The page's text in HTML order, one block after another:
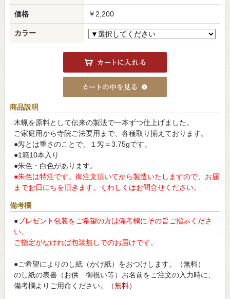
価格 ￥2,200
カラー
商品説明
木蝋を原料として伝来の製法で一本ずつ仕上げました。
ご家庭用から寺院ご法要用まで、各種取り揃えております。
●匁とは重さのことで、１匁＝3.75gです。
●1箱10本入り
●朱色・白色があります。
●朱色は特注です。御注文頂いてから製造いたしますので、お届
までお日にちを頂きます。くわしくはお問合せください。
備考欄
●プレゼント包装をご希望の方は備考欄にその旨ご指示くださ
い。
ご指定がなければ包装無しでのお届けです。
●ご希望によりのし紙（かけ紙）をおつけします。（無料）
のし紙の表書（お供 御祝い等）お名前をご注文の入力時に、
備考欄よりご用命ください。
（無料）